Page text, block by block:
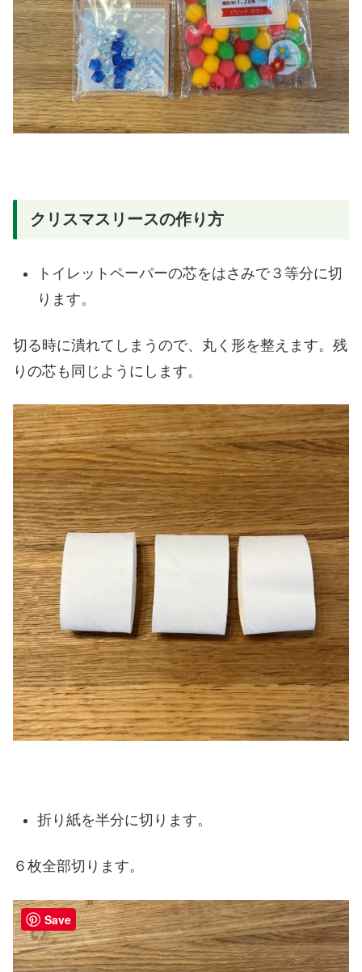
クリスマスリースの作り方
トイレットペーパーの芯をはさみで３等分に切
ります。
切る時に潰れてしまうので、丸く形を整えます。残
りの芯も同じようにします。
折り紙を半分に切ります。
６枚全部切ります。
Save